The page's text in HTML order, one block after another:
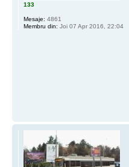
133
Mesaje: 4861
Membru din: Joi 07 Apr 2016, 22:04